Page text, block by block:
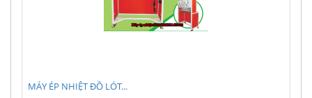
MÁY ÉP NHIỆT ĐỒ LÓT...